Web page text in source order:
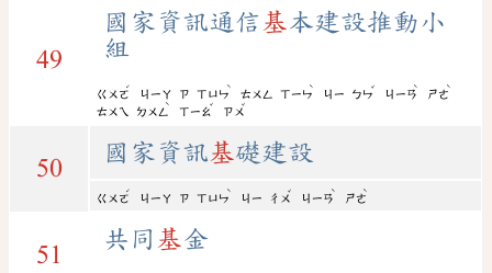
49
國家資訊通信 基本建設推動小
組
ㄍㄨㄛ
ˊ
ㄐㄧㄚ ㄗ ㄒㄩㄣ
ˋ
ㄊㄨㄥ ㄒㄧㄣ
ˋ
ㄐㄧ ㄅㄣ
ˇ
ㄐㄧㄢ
ˋ
ㄕㄜ
ˋ
ㄊㄨㄟ ㄉㄨㄥ
ˋ
ㄒㄧㄠ
ˇ
ㄗㄨ
ˇ
50
國家資訊基礎建設
ㄍㄨㄛ
ˊ
ㄐㄧㄚ ㄗ ㄒㄩㄣ
ˋ
ㄐㄧ ㄔㄨ
ˇ
ㄐㄧㄢ
ˋ
ㄕㄜ
ˋ
51
共同 基金